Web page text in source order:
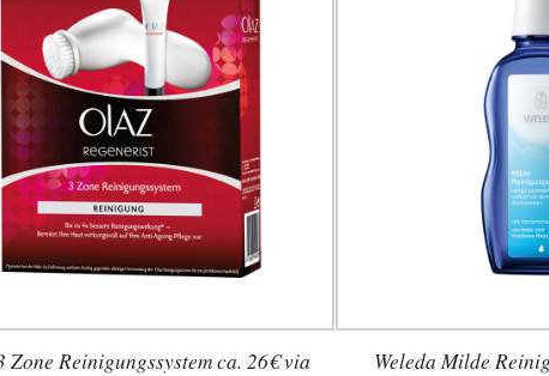
Zone Reinigungssystem ca. 26€ via
Weleda Milde